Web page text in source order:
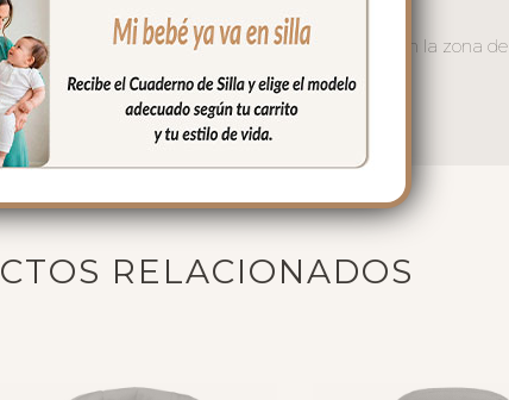
bebé y muy buena transpirabilidad.
con el mismo tejido reforzado que la funda en la zona de
abrasivos y secado al natural.
RELACIONADOS